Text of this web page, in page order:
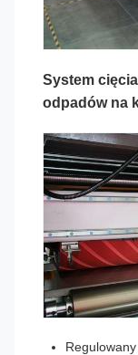
System
odpadów na